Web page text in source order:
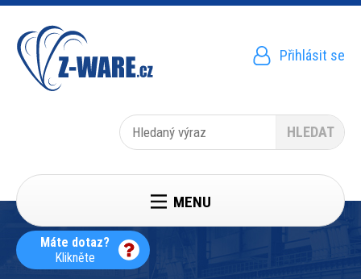
Přejít
hlavnímu
obsahu
Menu
účtu
Přihlásit se
Hledat
Máte dotaz?
Klikněte
MENU